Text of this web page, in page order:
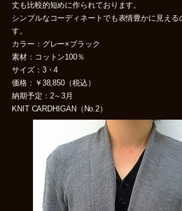
丈も比較的短めに作られております。
シンプルなコーディネートでも表情豊かに見える
す。
カラー：グレー×ブラック
素材：コットン100％
サイズ：3・4
価格：￥38,850（税込）
納期予定：2～3月
KNIT CARDHIGAN（No.2）